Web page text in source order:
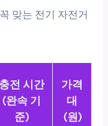
맞는 전기 자전거
충전 시간
(완속 기
준)
가격
대
(원)